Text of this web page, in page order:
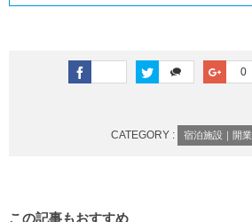
0
CATEGORY : 宿泊施設｜開
この記事もおすすめ